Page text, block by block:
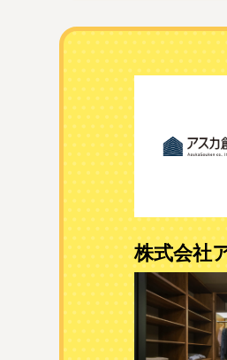
株式会社